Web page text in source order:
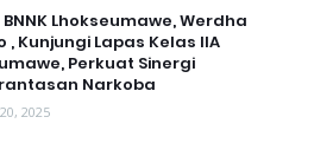
Lhokseumawe, Werdha
, Kunjungi Lapas Kelas IIA
Perkuat Sinergi
Narkoba
2025